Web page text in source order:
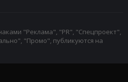
"Реклама", "PR", "Спецпроект",
"Промо", публикуются на